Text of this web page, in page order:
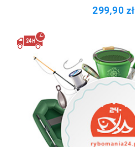
299,90 zł